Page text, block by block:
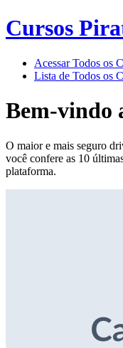
Cursos
Acessar Todos os
Lista de Todos os
Bem-vindo
O maior e mais seguro
você confere as 10
plataforma.